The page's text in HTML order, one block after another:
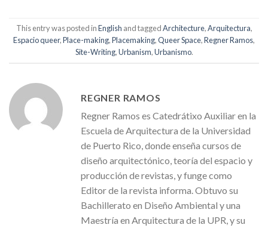
This entry was posted inEnglish and taggedArchitecture,Arquitectura,
Espacio queer,Place-making,Placemaking,Queer Space,Regner Ramos,
Site-Writing,Urbanism,Urbanismo.
REGNER RAMOS
Regner Ramos es Catedrátixo Auxiliar en la
Escuela de Arquitectura de la Universidad
de Puerto Rico, donde enseña cursos de
diseño arquitectónico, teoría del espacio y
producción de revistas, y funge como
Editor de la revista informa. Obtuvo su
Bachillerato en Diseño Ambiental y una
Maestría en Arquitectura de la UPR, y su